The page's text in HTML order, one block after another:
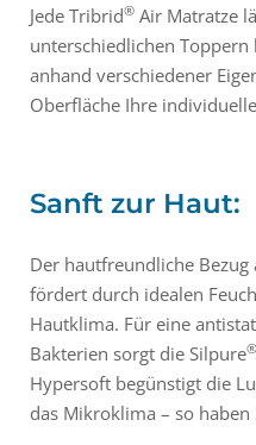
Jede ­Tribrid® Air Matratze
unterschiedlichen
anhand verschiedener
Oberfläche Ihre
Sanft zur Haut:
Der hautfreundliche ­Bezug
fördert durch idealen
Hautklima. Für eine
Bakterien sorgt die Silpure®
Hypersoft begünstigt die
das Mikroklima – so haben